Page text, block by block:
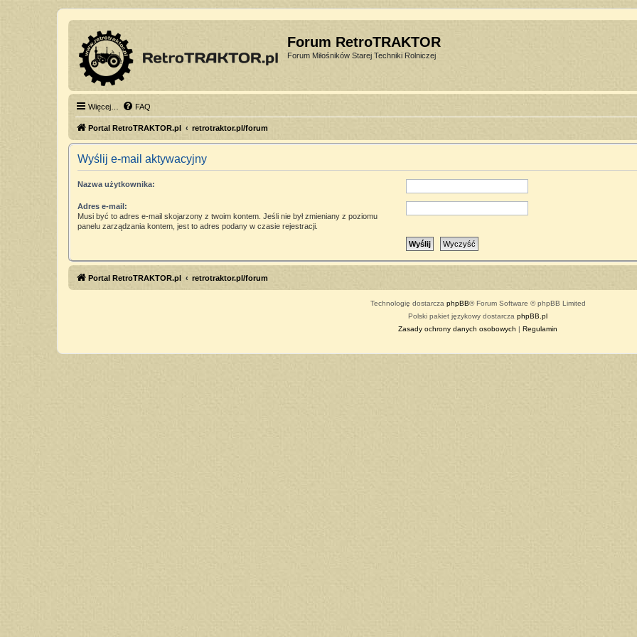
Forum RetroTRAKTOR
Forum Miłośników Starej Techniki Rolniczej
Więcej… FAQ
Portal RetroTRAKTOR.pl retrotraktor.pl/forum
Wyślij e-mail aktywacyjny
Nazwa użytkownika:
Adres e-mail:
Musi być to adres e-mail skojarzony z twoim kontem. Jeśli nie był zmieniany z poziomu
panelu zarządzania kontem, jest to adres podany w czasie rejestracji.
Portal RetroTRAKTOR.pl retrotraktor.pl/forum
Technologię dostarcza phpBB® Forum Software © phpBB Limited
Polski pakiet językowy dostarcza phpBB.pl
Zasady ochrony danych osobowych | Regulamin